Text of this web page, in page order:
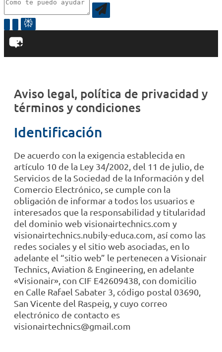
Aviso legal, política de privacidad y
términos y condiciones
Identificación
De acuerdo con la exigencia establecida en
artículo 10 de la Ley 34/2002, del 11 de julio, de
Servicios de la Sociedad de la Información y del
Comercio Electrónico, se cumple con la
obligación de informar a todos los usuarios e
interesados que la responsabilidad y titularidad
del dominio web visionairtechnics.com y
visionairtechnics.nubily-educa.com, así como las
redes sociales y el sitio web asociadas, en lo
adelante el “sitio web” le pertenecen a Visionair
Technics, Aviation & Engineering, en adelante
«Visionair», con CIF E42609438, con domicilio
en Calle Rafael Sabater 3, código postal 03690,
San Vicente del Raspeig, y cuyo correo
electrónico de contacto es
visionairtechnics@gmail.com